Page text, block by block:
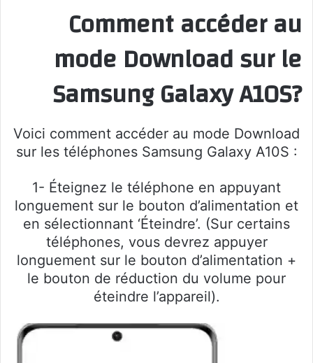
Comment accéder au
mode Download sur le
Samsung Galaxy A10S?
Voici comment accéder au mode Download
sur les téléphones Samsung Galaxy A10S :
1- Éteignez le téléphone en appuyant
longuement sur le bouton d’alimentation et
en sélectionnant ‘Éteindre’. (Sur certains
téléphones, vous devrez appuyer
longuement sur le bouton d’alimentation +
le bouton de réduction du volume pour
éteindre l’appareil).